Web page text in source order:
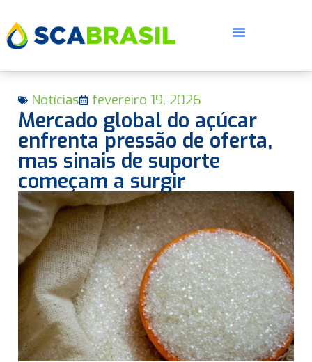
Notícias fevereiro 19, 2026
Mercado global do açúcar
enfrenta pressão de oferta,
mas sinais de suporte
começam a surgir